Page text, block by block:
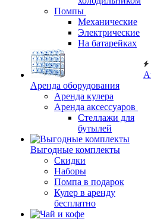
Помпы
Механические
Электрические
На батарейках
Аренда оборудования
Аренда кулера
Аренда аксессуаров
Стеллажи для
бутылей
Выгодные комплекты
Скидки
Наборы
Помпа в подарок
Кулер в аренду
бесплатно